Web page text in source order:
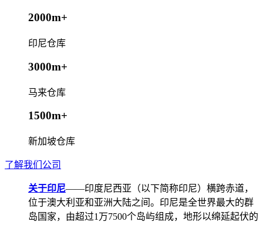
2000m+
印尼仓库
3000m+
马来仓库
1500m+
新加坡仓库
了解我们公司
关于印尼——印度尼西亚（以下简称印尼）横跨赤道，
位于澳大利亚和亚洲大陆之间。印尼是全世界最大的群
岛国家，由超过1万7500个岛屿组成，地形以绵延起伏的